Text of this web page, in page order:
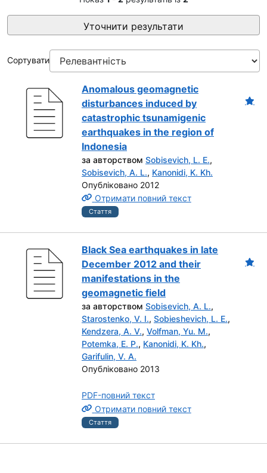
Уточнити результати
Сортувати
Anomalous geomagnetic
disturbances induced by
catastrophic tsunamigenic
earthquakes in the region of
Indonesia
за авторством Sobisevich, L. E.,
Sobisevich, A. L., Kanonidi, K. Kh.
Опубліковано 2012
Отримати повний текст
Стаття
Black Sea earthquakes in late
December 2012 and their
manifestations in the
geomagnetic field
за авторством Sobisevich, A. L.,
Starostenko, V. I., Sobieshevich, L. E.,
Kendzera, A. V., Volfman, Yu. M.,
Potemka, E. P., Kanonidi, K. Kh.,
Garifulin, V. A.
Опубліковано 2013
PDF-повний текст
Отримати повний текст
Стаття